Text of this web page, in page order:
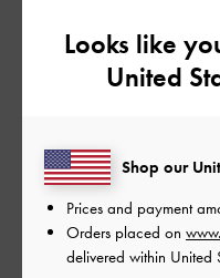
形と色で一目惚れして自
他の色もありましたが、断
本当にこのバッグを買っ
サイズ: その他（シューズ
デザイン
Looks like
United
Shop our
Prices and payment
Orders placed on
delivered within United